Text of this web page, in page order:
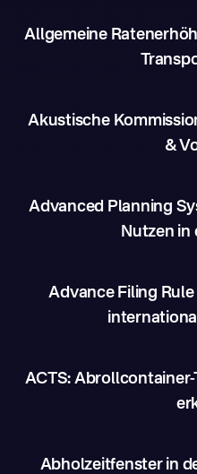
Allgemeine
Akustische
&
Advanced Planning
Nutzen in
Advance Filing
ACTS:
Abholzeitfenster in